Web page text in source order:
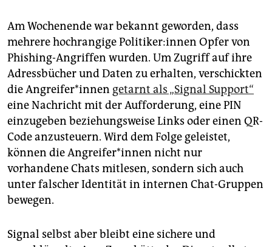
Am Wochenende war bekannt geworden, dass
mehrere hochrangige Po­li­ti­ke­r:in­nen Opfer von
Phishing-Angriffen wurden. Um Zugriff auf ihre
Adressbücher und Daten zu erhalten, verschickten
die An­grei­fe­r*in­nen getarnt als „Signal Support“
eine Nachricht mit der Aufforderung, eine PIN
einzugeben beziehungsweise Links oder einen QR-
Code anzusteuern. Wird dem Folge geleistet,
können die An­grei­fe­r*in­nen nicht nur
vorhandene Chats mitlesen, sondern sich auch
unter falscher Identität in internen Chat-Gruppen
bewegen.
Signal selbst aber bleibt eine sichere und